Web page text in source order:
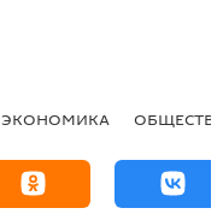
ЭКОНОМИКА